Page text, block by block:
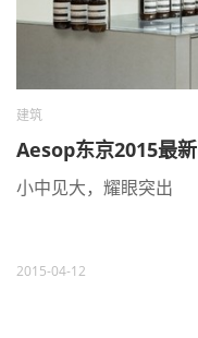
建筑
Aesop东京2015最
小中见大，耀眼突出
2015-04-12